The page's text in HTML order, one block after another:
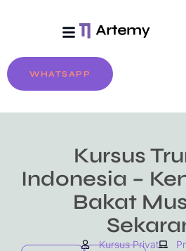
WHATSAPP
Kursus
Indonesia –
Bakat
Kursus Privat